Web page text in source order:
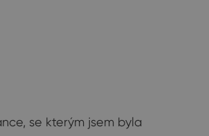
se kterým jsem byla